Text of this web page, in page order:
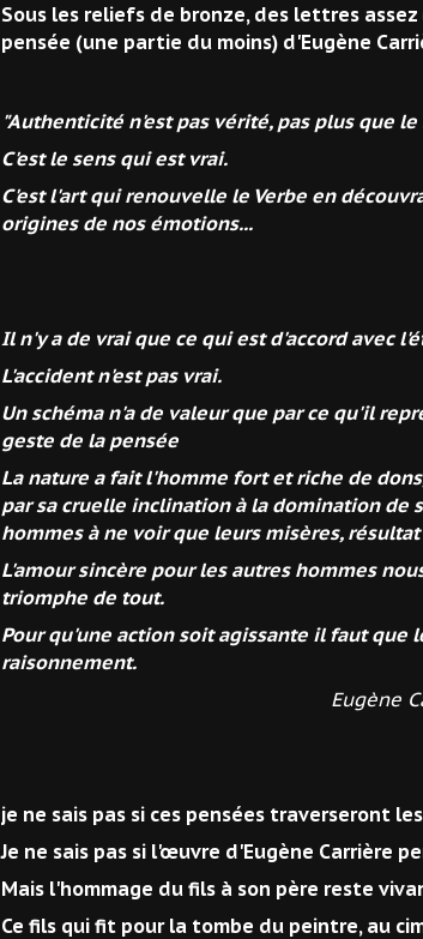
Sous les reliefs de bronze, des lettres
pensée (une partie du moins) d'Eugène
"Authenticité n'est pas vérité, pas plus que
C'est le sens qui est vrai.
C'est l'art qui renouvelle le Verbe en
origines de nos émotions...
Il n'y a de vrai que ce qui est d'accord avec
L'accident n'est pas vrai.
Un schéma n'a de valeur que par ce qu'il
geste de la pensée
La nature a fait l'homme fort et riche de
par sa cruelle inclination à la domination de
hommes à ne voir que leurs misères,
L'amour sincère pour les autres hommes
triomphe de tout.
Pour qu'une action soit agissante il faut que
raisonnement.
Eugène
je ne sais pas si ces pensées traverseront
Je ne sais pas si l'œuvre d'Eugène Carrière
Mais l'hommage du fils à son père reste
Ce fils qui fit pour la tombe du peintre, au